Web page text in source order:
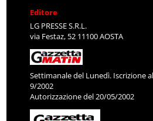
Editore
LG PRESSE S.R.L.
via Festaz, 52 11100 AOSTA
Settimanale del Lunedì. Iscrizione
9/2002
Autorizzazione del 20/05/2002